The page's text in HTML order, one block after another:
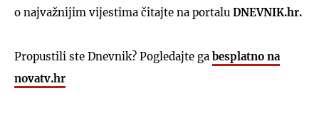
o najvažnijim vijestima čitajte na portalu DNEVNIK.hr.
Propustili ste Dnevnik? Pogledajte ga besplatno na
novatv.hr